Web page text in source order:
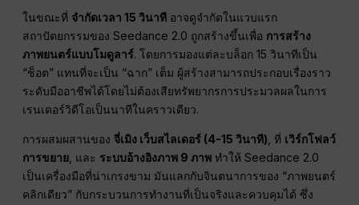
ในขณะที่ จำกัดเวลา 15 วินาที อาจดูจำกัดในแวบแรก
สถาปัตยกรรมของ Seedance 2.0 ถูกสร้างขึ้นเพื่อ การสร้าง
ภาพยนตร์แบบโมดูลาร์. โดยการมองแต่ละบล็อก 15 วินาทีเป็น
“ช็อต” แทนที่จะเป็น “ฉาก” เต็ม ผู้สร้างสามารถประกอบเรื่องราว
ระดับมืออาชีพได้โดยไม่ต้องเสียทรัพยากรการประมวลผลในการ
เรนเดอร์วิดีโอเป็นนาทีในคราวเดียว.
การผสมผสานของจี่เมิง เว็บสไลเดอร์ (4-15 วินาที) , ที่ เวิร์กโฟลว์
การขยาย , และ ระบบอ้างอิงภาพ 9 ภาพ ทำให้ Seedance 2.0
เป็นเครื่องมือที่น่าเกรงขาม มันแลกกับจินตนาการของ “ภาพยนตร์
คลิกเดียว” กับกระบวนการทำงานที่เป็นจริงและควบคุมได้ ซึ่ง